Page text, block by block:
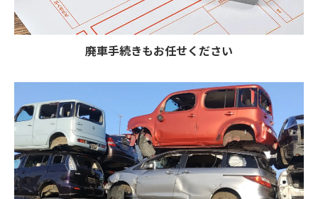
廃車手続きもお任せください